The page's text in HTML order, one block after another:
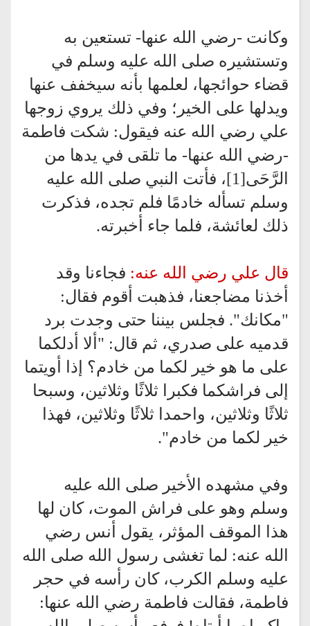
وكانت -رضي الله عنها- تستعين به
وتستشيره صلى الله عليه وسلم في
قضاء حوائجها، لعلمها بأنه سيخفف عنها
ويدلها على الخير؛ وفي ذلك يروي زوجها
علي رضي الله عنه فيقول: شكت فاطمة
-رضي الله عنها- ما تلقى في يدها من
الرَّحَى[1]، فأتت النبي صلى الله عليه
وسلم تسأله خادمًا فلم تجده، فذكرت
ذلك لعائشة، فلما جاء أخبرته.
قال علي رضي الله عنه: فجاءنا وقد
أخذنا مضاجعنا، فذهبت أقوم فقال:
"مكانك". فجلس بيننا حتى وجدت برد
قدميه على صدري، ثم قال: "ألا أدلكما
على ما هو خير لكما من خادم؟ إذا أويتما
إلى فراشكما فكبرا ثلاثًا وثلاثين، وسبحا
ثلاثًا وثلاثين، واحمدا ثلاثًا وثلاثين، فهذا
خير لكما من خادم".
وفي مشهده الأخير صلى الله عليه
وسلم وهو على فراش الموت، كان لها
هذا الموقف المؤثر، يقول أنس رضي
الله عنه: لما تغشى رسول الله صلى الله
عليه وسلم الكرب، كان رأسه في حجر
فاطمة، فقالت فاطمة رضي الله عنها: